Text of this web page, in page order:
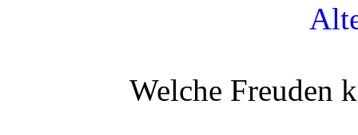
Welche Freuden